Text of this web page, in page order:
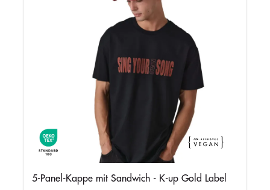
5-Panel-Kappe mit Sandwich - K-up Gold Label